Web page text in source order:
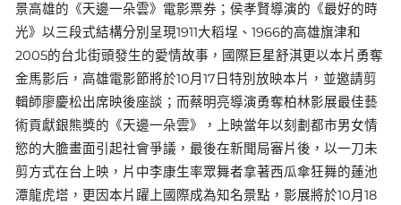
景高雄的《天邊一朵雲》電影票券；侯孝賢導演的《最好的時
光》以三段式結構分別呈現1911大稻埕、1966的高雄旗津和
2005的台北街頭發生的愛情故事，國際巨星舒淇更以本片勇奪
金馬影后，高雄電影節將於10月17日特別放映本片，並邀請剪
輯師廖慶松出席映後座談；而蔡明亮導演勇奪柏林影展最佳藝
術貢獻銀熊獎的《天邊一朵雲》，上映當年以刻劃都市男女情
慾的大膽畫面引起社會爭議，最後在新聞局審片後，以一刀未
剪方式在台上映，片中李康生率眾舞者拿著西瓜傘狂舞的蓮池
潭龍虎塔，更因本片躍上國際成為知名景點，影展將於10月18